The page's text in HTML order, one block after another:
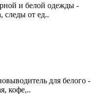
и белой одежды -
следы от ед..
для белого -
кофе,..